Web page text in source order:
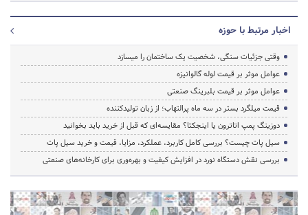
اخبار مرتبط با حوزه
وقتی جزئیات سنگی، شخصیت یک ساختمان را میسازد
عوامل موثر بر قیمت لوله گالوانیزه
عوامل موثر بر قیمت بلبرینگ صنعتی
قیمت میلگرد بستر در سه ماه پرالتهاب؛ از زبان تولیدکننده
دوزینگ پمپ اتاترون یا اینجکتا؟ مقایسه‌ای که قبل از خرید باید بخوانید
سیل پات چیست؟ بررسی کامل کاربرد، عملکرد، مزایا، قیمت و خرید سیل پات
بررسی نقش دستگاه نورد در افزایش کیفیت و بهره‌وری برای کارخانه‌های صنعتی